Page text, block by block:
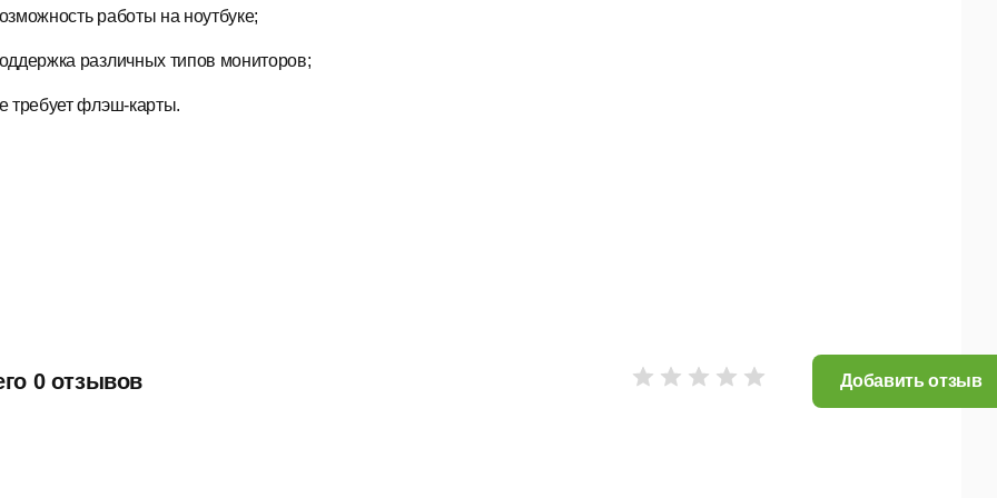
работы на ноутбуке;
различных типов мониторов;
требует флэш-карты.
0 отзывов Добавить отзыв